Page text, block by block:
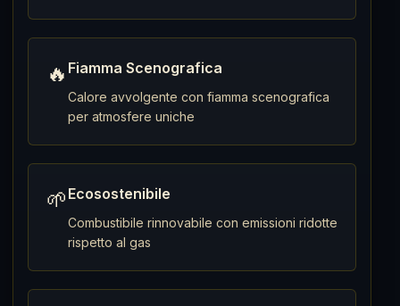
🔥 Fiamma Scenografica
Calore avvolgente con fiamma scenografica
per atmosfere uniche
🌱 Ecosostenibile
Combustibile rinnovabile con emissioni ridotte
rispetto al gas